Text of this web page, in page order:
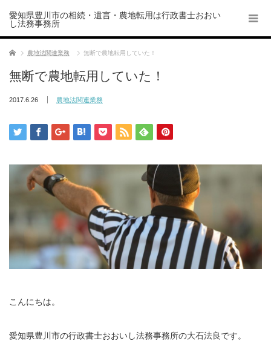
愛知県豊川市の相続・遺言・農地転用は行政書士おおい
し法務事務所
ホーム 農地法関連業務 無断で農地転用していた！
無断で農地転用していた！
2017.6.26 農地法関連業務
こんにちは。
愛知県豊川市の行政書士おおいし法務事務所の大石法良です。